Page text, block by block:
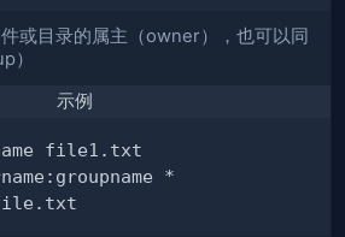
或目录的属主（owner），也可以同
）
示例